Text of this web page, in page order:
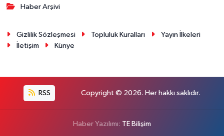
Haber Arşivi
Gizlilik Sözleşmesi Topluluk Kuralları
Yayın İlkeleri
İletişim
Künye
RSS Copyright © 2026. Her hakkı saklıdır.
Haber Yazılımı: TE Bilişim